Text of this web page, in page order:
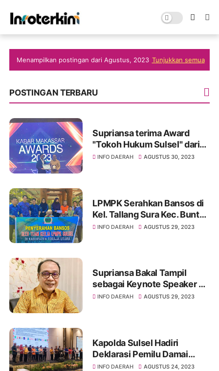
Menampilkan postingan dari Agustus, 2023 Tunjukkan semua
POSTINGAN TERBARU
Supriansa terima Award
"Tokoh Hukum Sulsel" dari
Kabarmakassar
INFO DAERAH AGUSTUS 30, 2023
LPMPK Serahkan Bansos di
Kel. Tallang Sura Kec. Buntao
Toraja Utara
INFO DAERAH AGUSTUS 29, 2023
Supriansa Bakal Tampil
sebagai Keynote Speaker di
Wisuda Unipol
INFO DAERAH AGUSTUS 29, 2023
Kapolda Sulsel Hadiri
Deklarasi Pemilu Damai
2024 di Kota Makassar
INFO DAERAH AGUSTUS 24, 2023